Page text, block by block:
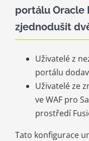
portálu Oracle
zjednodušit
Uživatelé z
portálu
Uživatelé ze
ve WAF pro
prostředí
Tato konfigurace